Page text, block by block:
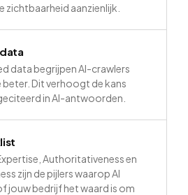
zichtbaarheid aanzienlijk.
data begrijpen AI-crawlers
Dit verhoogt de kans
in AI-antwoorden.
Authoritativeness en
zijn de pijlers waarop AI
jouw bedrijf het waard is om